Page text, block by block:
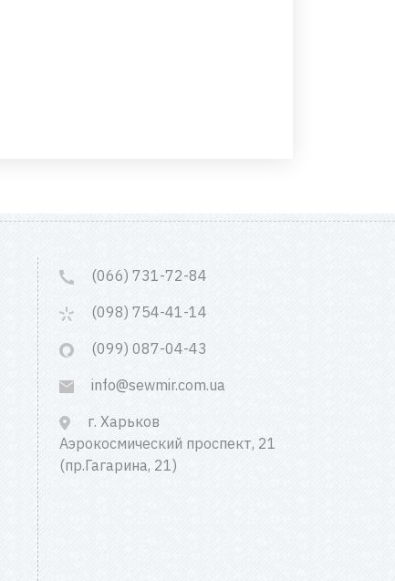
(066) 731-72-84
(098) 754-41-14
(099) 087-04-43
info@sewmir.com.ua
г. Харьков
Аэрокосмический проспект, 21
(пр.Гагарина, 21)